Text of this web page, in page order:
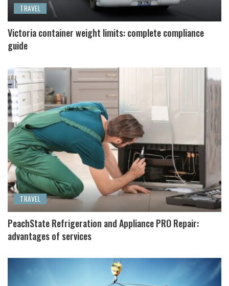
TRAVEL
Victoria container weight limits: complete compliance
guide
TRAVEL
PeachState Refrigeration and Appliance PRO Repair:
advantages of services